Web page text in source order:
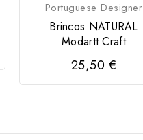
Portuguese Designer
Brincos NATURAL
Modartt Craft
25,50 €